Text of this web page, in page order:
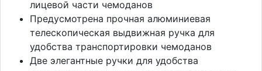
лицевой части чемоданов
Предусмотрена прочная алюминиевая
телескопическая выдвижная ручка для
удобства транспортировки чемоданов
Две элегантные ручки для удобства